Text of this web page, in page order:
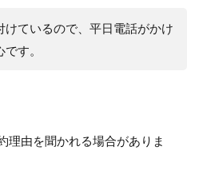
けているので、平日電話がかけ
す。
理由を聞かれる場合がありま